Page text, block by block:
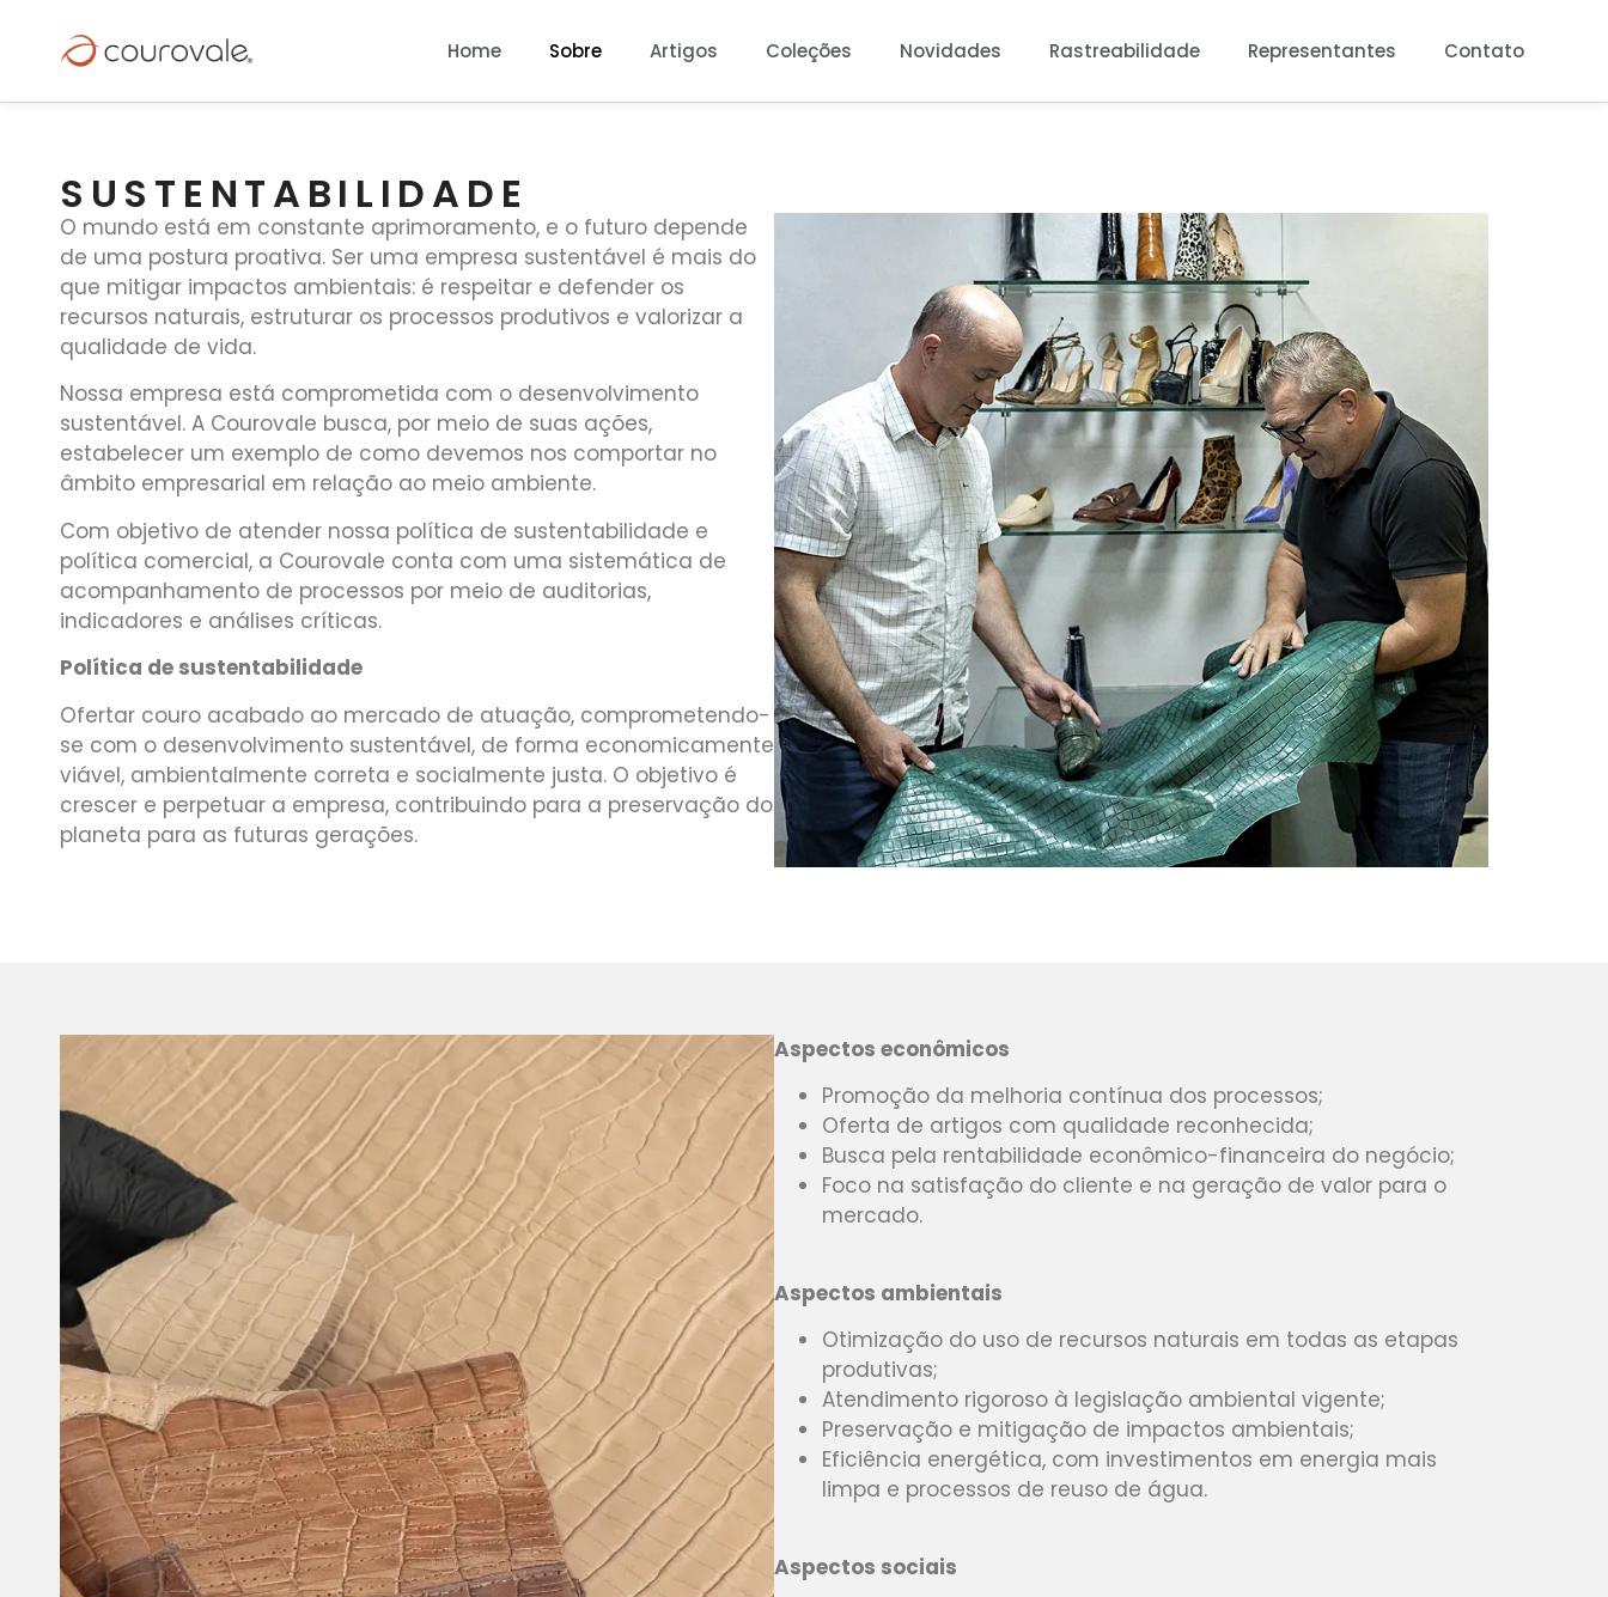
Home Sobre Artigos Coleções Novidades Rastreabilidade Representantes Contato
SUSTENTABILIDADE
O mundo está em constante aprimoramento, e o futuro depende
de uma postura proativa. Ser uma empresa sustentável é mais do
que mitigar impactos ambientais: é respeitar e defender os
recursos naturais, estruturar os processos produtivos e valorizar a
qualidade de vida.
Nossa empresa está comprometida com o desenvolvimento
sustentável. A Courovale busca, por meio de suas ações,
estabelecer um exemplo de como devemos nos comportar no
âmbito empresarial em relação ao meio ambiente.
Com objetivo de atender nossa política de sustentabilidade e
política comercial, a Courovale conta com uma sistemática de
acompanhamento de processos por meio de auditorias,
indicadores e análises críticas.
Política de sustentabilidade
Ofertar couro acabado ao mercado de atuação, comprometendo-
se com o desenvolvimento sustentável, de forma economicamente
viável, ambientalmente correta e socialmente justa. O objetivo é
crescer e perpetuar a empresa, contribuindo para a preservação do
planeta para as futuras gerações.
Aspectos econômicos
Promoção da melhoria contínua dos processos;
Oferta de artigos com qualidade reconhecida;
Busca pela rentabilidade econômico-financeira do negócio;
Foco na satisfação do cliente e na geração de valor para o
mercado.
Aspectos ambientais
Otimização do uso de recursos naturais em todas as etapas
produtivas;
Atendimento rigoroso à legislação ambiental vigente;
Preservação e mitigação de impactos ambientais;
Eficiência energética, com investimentos em energia mais
limpa e processos de reuso de água.
Aspectos sociais